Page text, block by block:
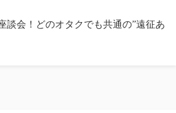
談会！どのオタクでも共通の”遠征あ